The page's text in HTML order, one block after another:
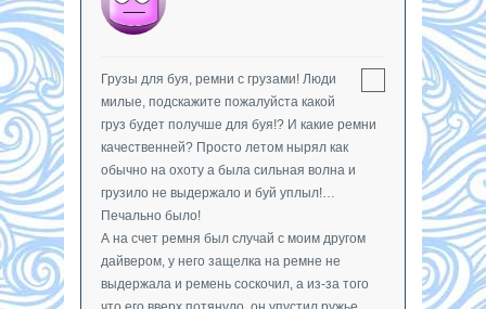
Грузы для буя, ремни с грузами! Люди
милые, подскажите пожалуйста какой
груз будет получше для буя!? И какие ремни
качественней? Просто летом нырял как
обычно на охоту а была сильная волна и
грузило не выдержало и буй уплыл!…
Печально было!
А на счет ремня был случай с моим другом
дайвером, у него защелка на ремне не
выдержала и ремень соскочил, а из-за того